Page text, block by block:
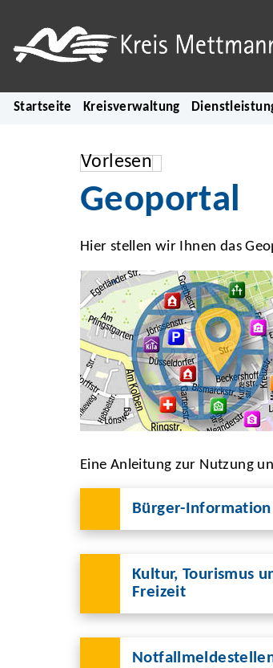
Startseite Kreisverwaltung
Vorlesen
Geoportal
Hier stellen wir Ihnen das
Eine Anleitung zur Nutzung
Bürger-Information
Kultur, Tourismus
Freizeit